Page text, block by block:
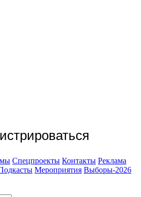
Спецпроекты Контакты Реклама
Мероприятия Выборы-2026